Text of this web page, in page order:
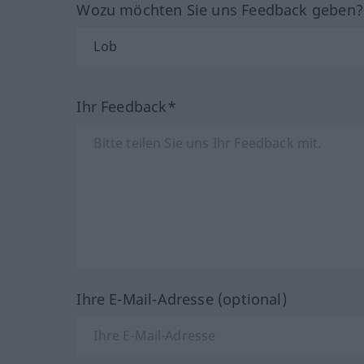
Wozu möchten Sie uns Feedback
Ihr Feedback*
Ihre E-Mail-Adresse (optional)